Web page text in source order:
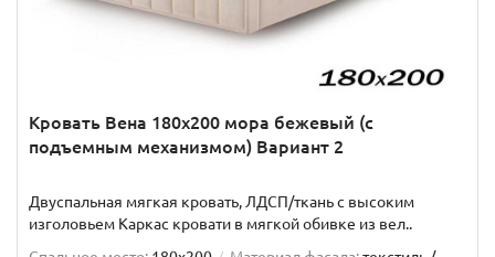
Кровать Вена 180х200 мора бежевый (с
подъемным механизмом) Вариант 2
Двуспальная мягкая кровать, ЛДСП/ткань с высоким
изголовьем Каркас кровати в мягкой обивке из вел..